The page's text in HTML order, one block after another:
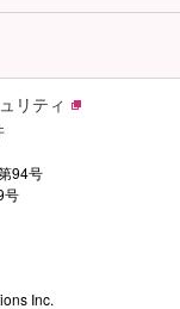
リティ
94号
号
Inc.